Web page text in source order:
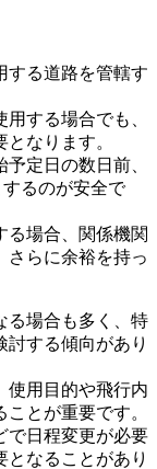
する道路を管轄す
する場合でも、
なります。
定日の数日前、
るのが安全で
る場合、関係機関
さらに余裕を持っ
る場合も多く、特
する傾向があり
使用目的や飛行内
とが重要です。
で日程変更が必要
なることがあり